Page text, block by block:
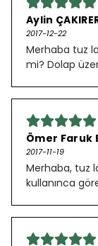
Aylin
2017-12-22
Merhaba tuz
mi? Dolap
Ömer Faruk
2017-11-19
Merhaba, tuz
kullanınca